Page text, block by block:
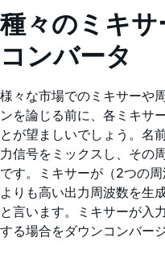
種々のミキ
コンバータ
様々な市場でのミキサーや
ンを論じる前に、各ミキサ
とが望ましいでしょう。名
力信号をミックスし、その
です。ミキサーが（2つの
よりも高い出力周波数を生
と言います。ミキサーが入
する場合をダウンコンバー